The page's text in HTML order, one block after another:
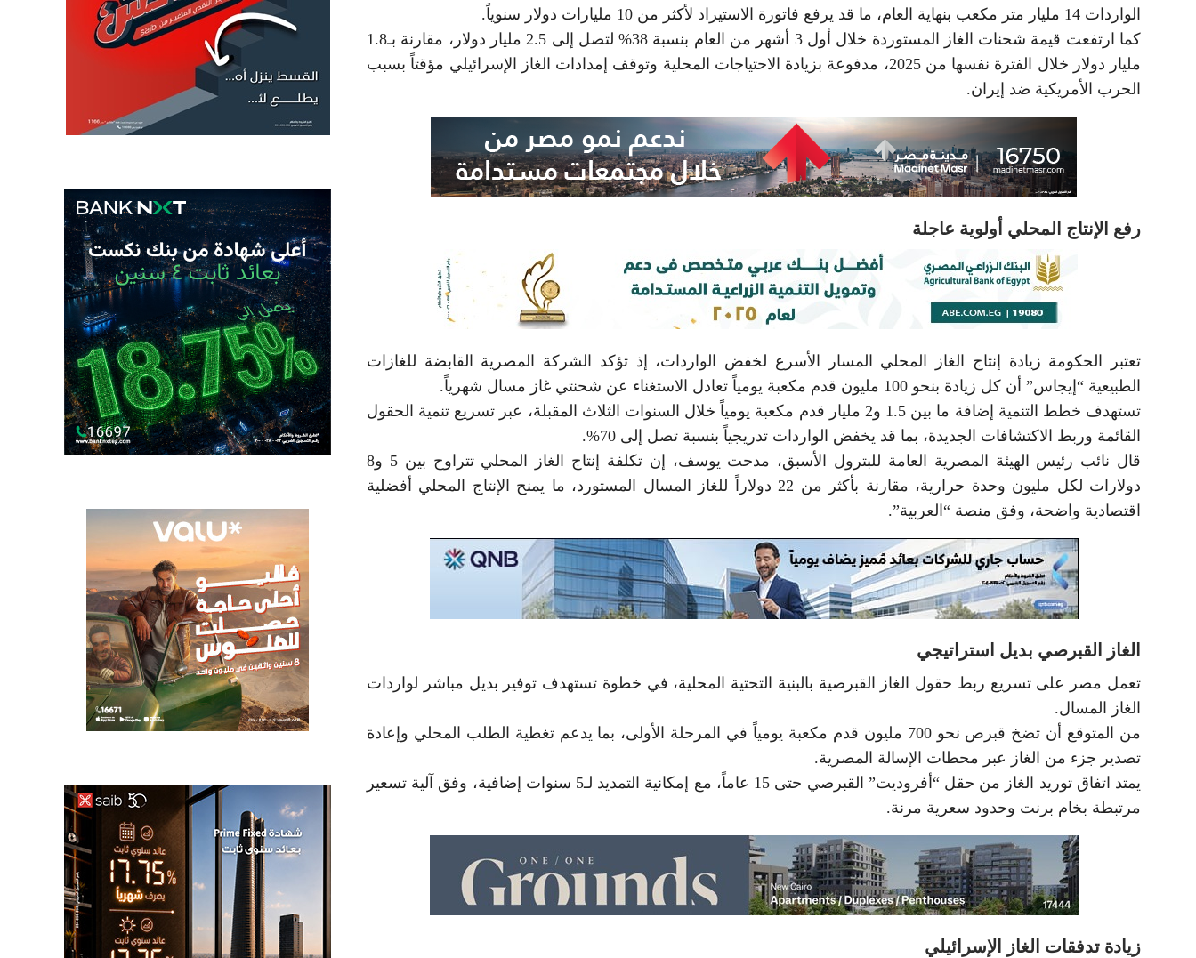
الواردات 14 مليار متر مكعب بنهاية العام، ما قد يرفع فاتورة الاستيراد لأكثر من 10 مليارات دولار سنوياً.
كما ارتفعت قيمة شحنات الغاز المستوردة خلال أول 3 أشهر من العام بنسبة 38% لتصل إلى 2.5 مليار دولار، مقارنة بـ1.8
مليار دولار خلال الفترة نفسها من 2025، مدفوعة بزيادة الاحتياجات المحلية وتوقف إمدادات الغاز الإسرائيلي مؤقتاً بسبب
الحرب الأمريكية ضد إيران.
رفع الإنتاج المحلي أولوية عاجلة
تعتبر الحكومة زيادة إنتاج الغاز المحلي المسار الأسرع لخفض الواردات، إذ تؤكد الشركة المصرية القابضة للغازات
الطبيعية “إيجاس” أن كل زيادة بنحو 100 مليون قدم مكعبة يومياً تعادل الاستغناء عن شحنتي غاز مسال شهرياً.
تستهدف خطط التنمية إضافة ما بين 1.5 و2 مليار قدم مكعبة يومياً خلال السنوات الثلاث المقبلة، عبر تسريع تنمية الحقول
القائمة وربط الاكتشافات الجديدة، بما قد يخفض الواردات تدريجياً بنسبة تصل إلى 70%.
قال نائب رئيس الهيئة المصرية العامة للبترول الأسبق، مدحت يوسف، إن تكلفة إنتاج الغاز المحلي تتراوح بين 5 و8
دولارات لكل مليون وحدة حرارية، مقارنة بأكثر من 22 دولاراً للغاز المسال المستورد، ما يمنح الإنتاج المحلي أفضلية
اقتصادية واضحة، وفق منصة “العربية”.
الغاز القبرصي بديل استراتيجي
تعمل مصر على تسريع ربط حقول الغاز القبرصية بالبنية التحتية المحلية، في خطوة تستهدف توفير بديل مباشر لواردات
الغاز المسال.
من المتوقع أن تضخ قبرص نحو 700 مليون قدم مكعبة يومياً في المرحلة الأولى، بما يدعم تغطية الطلب المحلي وإعادة
تصدير جزء من الغاز عبر محطات الإسالة المصرية.
يمتد اتفاق توريد الغاز من حقل “أفروديت” القبرصي حتى 15 عاماً، مع إمكانية التمديد لـ5 سنوات إضافية، وفق آلية تسعير
مرتبطة بخام برنت وحدود سعرية مرنة.
زيادة تدفقات الغاز الإسرائيلي